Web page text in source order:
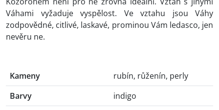
Váhami vyžaduje vyspělost. Ve vztahu jsou Váhy
zodpovědné, citlivé, laskavé, prominou Vám ledasco, jen
nevěru ne.
Kameny
rubín, růženín, perly
Barvy
indigo